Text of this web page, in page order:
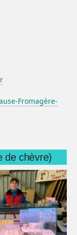
Fromagère-
de chèvre)